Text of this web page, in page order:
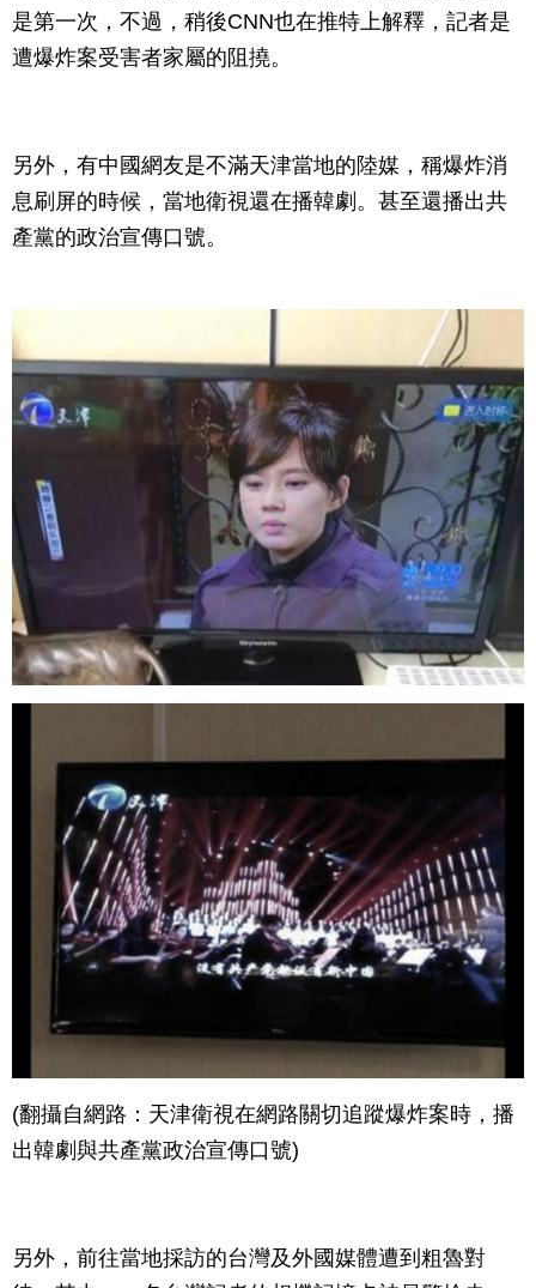
是第一次，不過，稍後CNN也在推特上解釋，記者是
遭爆炸案受害者家屬的阻撓。
另外，有中國網友是不滿天津當地的陸媒，稱爆炸消
息刷屏的時候，當地衛視還在播韓劇。甚至還播出共
產黨的政治宣傳口號。
(翻攝自網路：天津衛視在網路關切追蹤爆炸案時，播
出韓劇與共產黨政治宣傳口號)
另外，前往當地採訪的台灣及外國媒體遭到粗魯對